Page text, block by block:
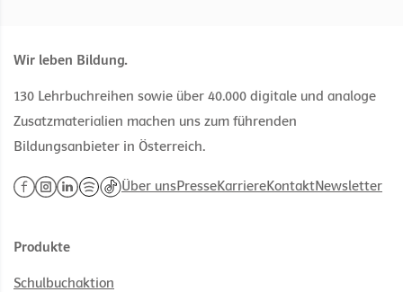
Wir leben Bildung.
130 Lehrbuchreihen sowie über 40.000 digitale und analoge
Zusatzmaterialien machen uns zum führenden
Bildungsanbieter in Österreich.
Über unsPresseKarriereKontaktNewsletter
Produkte
Schulbuchaktion